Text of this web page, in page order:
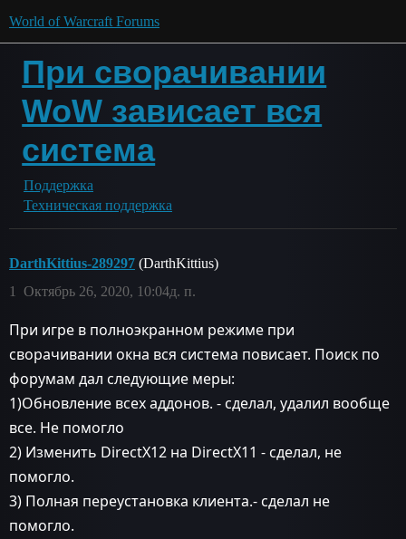
World of Warcraft Forums
При сворачивании
WoW зависает вся
система
Поддержка
Техническая поддержка
DarthKittius-289297 (DarthKittius)
Октябрь 26, 2020, 10:04д. п.
1
При игре в полноэкранном режиме при
сворачивании окна вся система повисает. Поиск по
форумам дал следующие меры:
1)Обновление всех аддонов. - сделал, удалил вообще
все. Не помогло
2) Изменить DirectX12 на DirectX11 - сделал, не
помогло.
3) Полная переустановка клиента.- сделал не
помогло.